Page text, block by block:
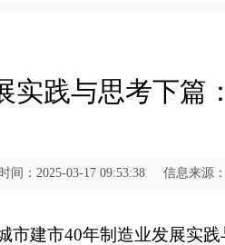
实践与思考下篇
间： 2025-03-17 09:53:38 信息来源：
市建市40年制造业发展实践